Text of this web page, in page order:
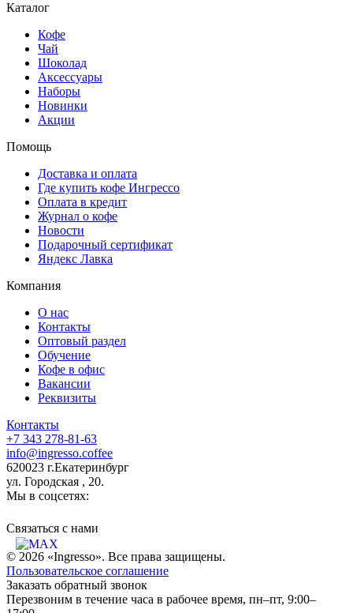
Каталог
Кофе
Чай
Шоколад
Аксессуары
Наборы
Новинки
Акции
Помощь
Доставка и оплата
Где купить кофе Ингрессо
Оплата в кредит
Журнал о кофе
Новости
Подарочный сертификат
Яндекс Лавка
Компания
О нас
Контакты
Оптовый раздел
Обучение
Кофе в офис
Вакансии
Реквизиты
Контакты
+7 343 278-81-63
info@ingresso.coffee
620023 г.Екатеринбург
ул. Городская , 20.
Мы в соцсетях:
Связаться c нами
© 2026 «Ingresso». Все права защищены.
Пользовательское соглашение
Заказать обратный звонок
Перезвоним в течение часа в рабочее время, пн–пт, 9:00–